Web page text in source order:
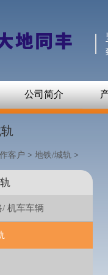
公司简介
客户 > 地铁/城轨 >
机车车辆